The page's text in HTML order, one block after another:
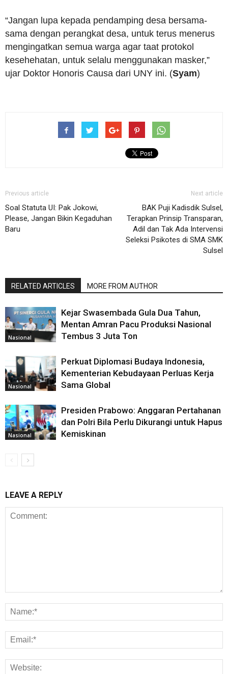
“Jangan lupa kepada pendamping desa bersama-
sama dengan perangkat desa, untuk terus menerus
mengingatkan semua warga agar taat protokol
kesehehatan, untuk selalu menggunakan masker,”
ujar Doktor Honoris Causa dari UNY ini. (Syam)
Previous article
Soal Statuta UI: Pak Jokowi,
Please, Jangan Bikin Kegaduhan
Baru
Next article
BAK Puji Kadisdik Sulsel,
Terapkan Prinsip Transparan,
Adil dan Tak Ada Intervensi
Seleksi Psikotes di SMA SMK
Sulsel
RELATED ARTICLES MORE FROM AUTHOR
Nasional
Kejar Swasembada Gula Dua Tahun,
Mentan Amran Pacu Produksi Nasional
Tembus 3 Juta Ton
Nasional
Perkuat Diplomasi Budaya Indonesia,
Kementerian Kebudayaan Perluas Kerja
Sama Global
Nasional
Presiden Prabowo: Anggaran Pertahanan
dan Polri Bila Perlu Dikurangi untuk Hapus
Kemiskinan
LEAVE A REPLY